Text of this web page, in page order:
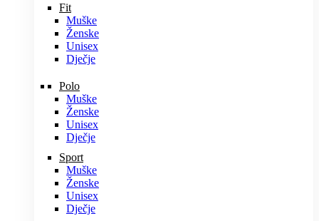
Fit
Muške
Ženske
Unisex
Dječje
Polo
Muške
Ženske
Unisex
Dječje
Sport
Muške
Ženske
Unisex
Dječje